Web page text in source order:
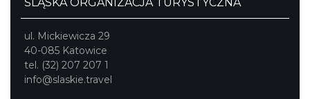
ul. Mickiewicza 29
40-085 Katowice
tel. (32) 207 207 1
info@slaskie.travel